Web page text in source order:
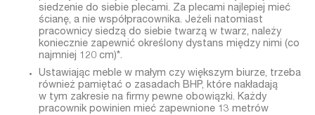
siedzenie do siebie plecami. Za plecami najlepiej mieć
ścianę, a nie współpracownika. Jeżeli natomiast
pracownicy siedzą do siebie twarzą w twarz, należy
koniecznie zapewnić określony dystans między nimi (co
najmniej 120 cm)*.
Ustawiając meble w małym czy większym biurze, trzeba
również pamiętać o zasadach BHP, które nakładają
w tym zakresie na firmy pewne obowiązki. Każdy
pracownik powinien mieć zapewnione 13 metrów